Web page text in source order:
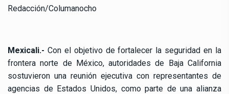
Redacción/Columanocho
Mexicali.- Con el objetivo de fortalecer la seguridad en la
frontera norte de México, autoridades de Baja California
sostuvieron una reunión ejecutiva con representantes de
agencias de Estados Unidos, como parte de una alianza